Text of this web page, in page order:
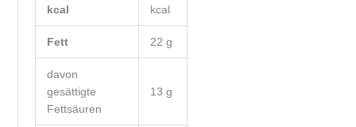
kcal
kcal
Fett 22 g
davon
gesättigte
Fettsäuren
13 g